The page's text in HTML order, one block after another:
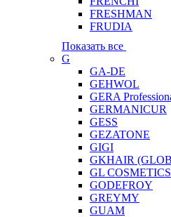
FRESHMAN
FRUDIA
Показать все
G
GA-DE
GEHWOL
GERA
GERMANICUR
GESS
GEZATONE
GIGI
GKHAIR
GL COSMETICS
GODEFROY
GREYMY
GUAM